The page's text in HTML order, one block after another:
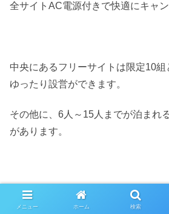
全サイトAC電源付きで快適にキャン
中央にあるフリーサイトは限定10組
ゆったり設営ができます。
その他に、6人～15人までが泊まれ
があります。
キャンプ場の近くに大型コンビネ
場、流水プールがあります。
メニュー ホーム 検索